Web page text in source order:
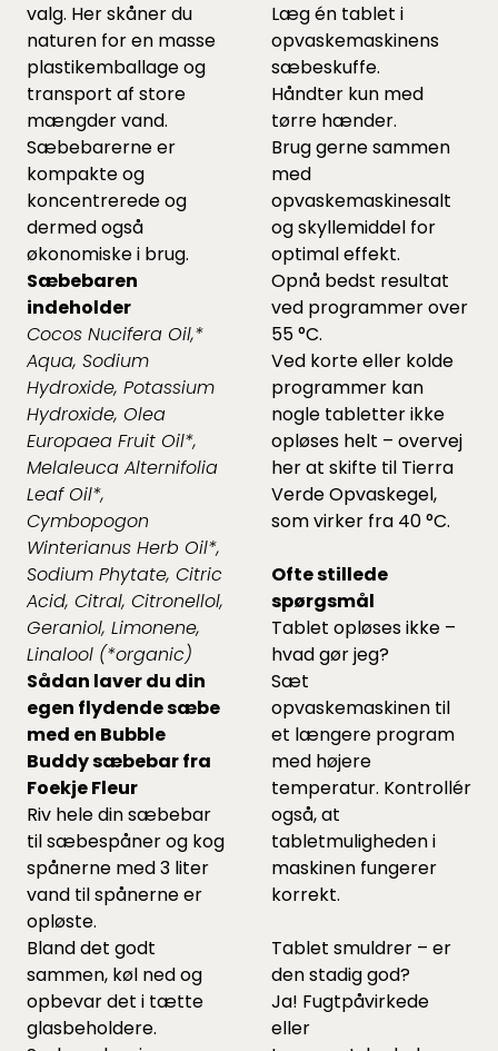
valg. Her skåner du
naturen for en masse
plastikemballage og
transport af store
mængder vand.
Sæbebarerne er
kompakte og
koncentrerede og
dermed også
økonomiske i brug.
Sæbebaren
indeholder
Cocos Nucifera Oil,*
Aqua, Sodium
Hydroxide, Potassium
Hydroxide, Olea
Europaea Fruit Oil*,
Melaleuca Alternifolia
Leaf Oil*,
Cymbopogon
Winterianus Herb Oil*,
Sodium Phytate, Citric
Acid, Citral, Citronellol,
Geraniol, Limonene,
Linalool (*organic)
Sådan laver du din
egen flydende sæbe
med en Bubble
Buddy sæbebar fra
Foekje Fleur
Riv hele din sæbebar
til sæbespåner og kog
spånerne med 3 liter
vand til spånerne er
opløste.
Bland det godt
sammen, køl ned og
opbevar det i tætte
glasbeholdere.
Læg én tablet i
opvaskemaskinens
sæbeskuffe.
Håndter kun med
tørre hænder.
Brug gerne sammen
med
opvaskemaskinesalt
og skyllemiddel for
optimal effekt.
Opnå bedst resultat
ved programmer over
55 °C.
Ved korte eller kolde
programmer kan
nogle tabletter ikke
opløses helt – overvej
her at skifte til Tierra
Verde Opvaskegel,
som virker fra 40 °C.
Ofte stillede
spørgsmål
Tablet opløses ikke –
hvad gør jeg?
Sæt
opvaskemaskinen til
et længere program
med højere
temperatur. Kontrollér
også, at
tabletmuligheden i
maskinen fungerer
korrekt.
Tablet smuldrer – er
den stadig god?
Ja! Fugtpåvirkede
eller